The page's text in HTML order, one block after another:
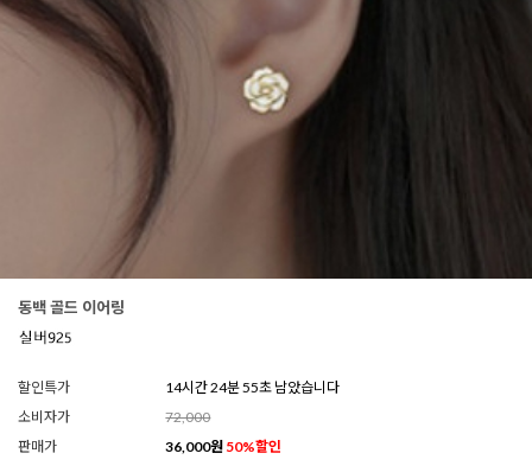
동백 골드 이어링
할인특가
14시간 24분 53초 남았습니다
소비자가
72,000
판매가
36,000원 50%할인